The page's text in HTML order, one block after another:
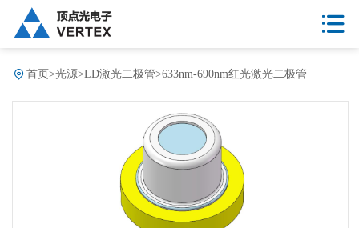
首页 >光源>LD激光二极管>633nm-690nm红光激光二极管